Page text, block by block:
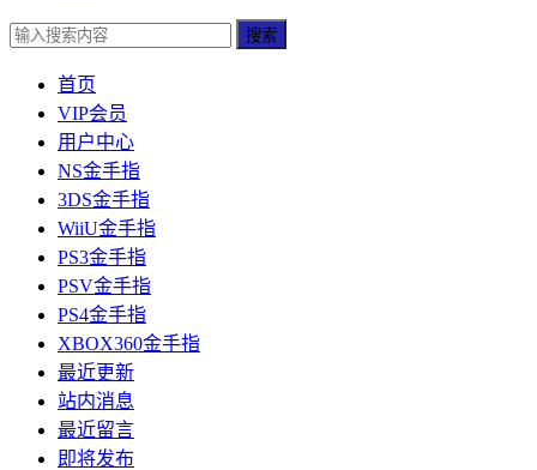
搜索
首页
VIP会员
用户中心
NS金手指
3DS金手指
WiiU金手指
PS3金手指
PSV金手指
PS4金手指
XBOX360金手指
最近更新
站内消息
最近留言
即将发布